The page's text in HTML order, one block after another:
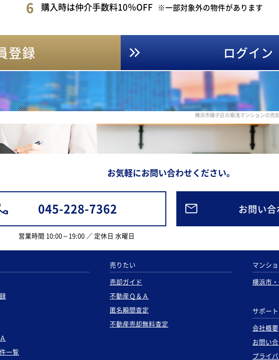
購入時は仲介手数料10％OFF ※一部対象外の物件があります
登録 ログイン
横浜市磯子区の築浅マンションの売
お気軽にお問い合わせください。
045-228-7362
営業時間 10:00～19:00 ／ 定休日 水曜日
お問い合
一覧
売りたい
売却ガイド
不動産Ｑ＆Ａ
匿名瞬間査定
不動産売却無料査定
マンシ
横浜市
サポート
会社概要
お問い
プライ